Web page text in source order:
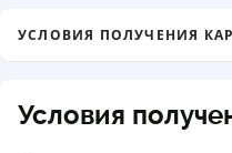
УСЛОВИЯ ПОЛУЧЕНИЯ
Условия